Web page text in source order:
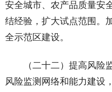
安全城市、农产品质量安
结经验，扩大试点范围。
全示范区建设。
（二十二）提高风险
风险监测网络和能力建设